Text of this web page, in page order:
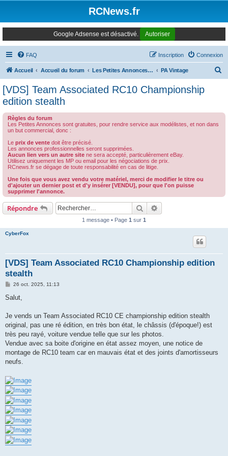
RCNews.fr
Google Adsense est désactivé. Autoriser
FAQ Connexion
Inscription
Accueil Accueil du forum Les Petites Annonces Modernes PA Vintage
[VDS] Team Associated RC10 Championship
edition stealth
Règles du forum
Les Petites Annonces sont gratuites, pour rendre service aux modélistes, et non dans
un but commercial, donc :
Le prix de vente doit être précisé.
Les annonces professionnelles seront supprimées.
Aucun lien vers un autre site ne sera accepté, particulièrement eBay.
Utilisez uniquement les MP ou email pour les négociations de prix.
RCnews.fr se dégage de toute responsabilité en cas de litige.
Une fois que vous avez vendu votre matériel, merci de modifier le titre ou
d'ajouter un dernier post et d'y insérer [VENDU], pour que l'on puisse
supprimer l'annonce.
Répondre Rechercher
1 message • Page 1 sur 1
CyberFox
[VDS] Team Associated RC10 Championship edition
stealth
M
s
g
26 oct. 2025, 11:13
Salut,
Je vends un Team Associated RC10 CE championship edition stealth
original, pas une ré édition, en très bon état, le châssis (d'époque!) est
très peu rayé, voiture vendue telle que sur les photos.
Vendue avec sa boite d'origine en état assez moyen, une notice de
montage de RC10 team car en mauvais état et des joints d'amortisseurs
neufs.
Panneau de gestion des cookies